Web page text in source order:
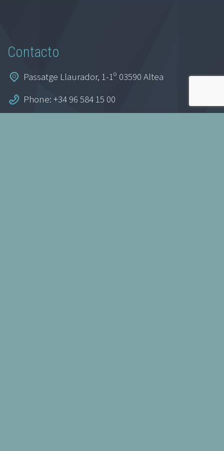
Contacto
Passatge Llaurador, 1-1º 03590 Altea
Phone: +34 96 584 15 00